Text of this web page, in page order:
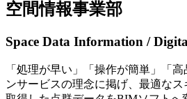
空間情報事業部
Space Data Information /
「処理が早い」「操作が簡単」「
ンサービスの理念に掲げ、最適なス